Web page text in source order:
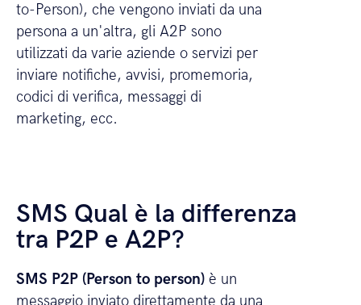
to-Person), che vengono inviati da una
persona a un'altra, gli A2P sono
utilizzati da varie aziende o servizi per
inviare notifiche, avvisi, promemoria,
codici di verifica, messaggi di
marketing, ecc.
SMS Qual è la differenza
tra P2P e A2P?
SMS P2P (Person to person) è un